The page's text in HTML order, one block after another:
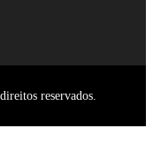
reservados.